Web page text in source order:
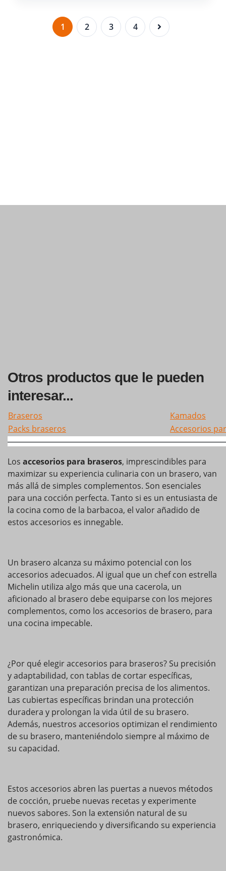
1 2 3 4
Otros productos que le pueden
interesar...
Braseros
Kamados
Packs braseros
Accesorios
———————————————
Los accesorios para braseros, imprescindibles para
maximizar su experiencia culinaria con un brasero, van
más allá de simples complementos. Son esenciales
para una cocción perfecta. Tanto si es un entusiasta de
la cocina como de la barbacoa, el valor añadido de
estos accesorios es innegable.
Un brasero alcanza su máximo potencial con los
accesorios adecuados. Al igual que un chef con estrella
Michelin utiliza algo más que una cacerola, un
aficionado al brasero debe equiparse con los mejores
complementos, como los accesorios de brasero, para
una cocina impecable.
¿Por qué elegir accesorios para braseros? Su precisión
y adaptabilidad, con tablas de cortar específicas,
garantizan una preparación precisa de los alimentos.
Las cubiertas específicas brindan una protección
duradera y prolongan la vida útil de su brasero.
Además, nuestros accesorios optimizan el rendimiento
de su brasero, manteniéndolo siempre al máximo de
su capacidad.
Estos accesorios abren las puertas a nuevos métodos
de cocción, pruebe nuevas recetas y experimente
nuevos sabores. Son la extensión natural de su
brasero, enriqueciendo y diversificando su experiencia
gastronómica.